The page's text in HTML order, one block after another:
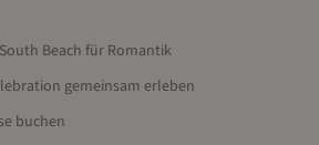
Beach für Romantik
gemeinsam erleben
buchen